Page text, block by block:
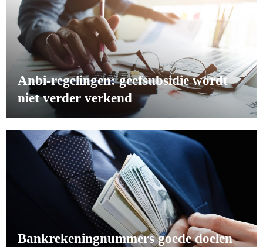
Anbi-regelingen: geefsubsidie wordt
niet verder verkend
Bankrekeningnummers goede doelen